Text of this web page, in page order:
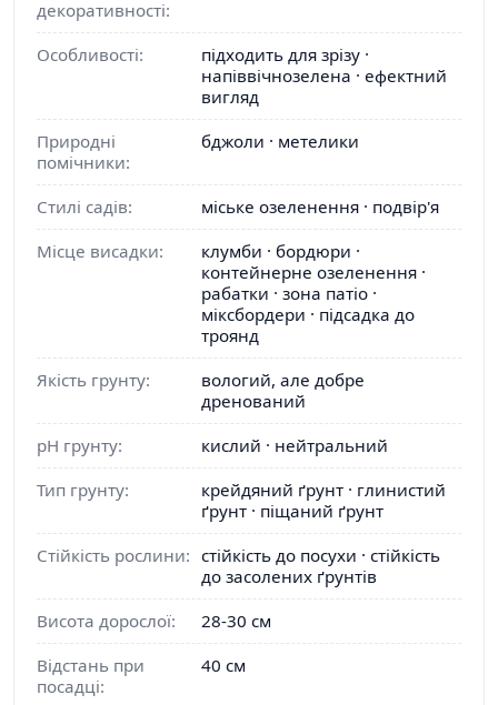
декоративності:
Особливості:
підходить для зрізу ·
напіввічнозелена · ефектний
вигляд
Природні
помічники:
бджоли · метелики
Стилі садів:
міське озеленення · подвір'я
Місце висадки:
клумби · бордюри ·
контейнерне озеленення ·
рабатки · зона патіо ·
міксбордери · підсадка до
троянд
Якість грунту:
вологий, але добре
дренований
pH грунту:
кислий · нейтральний
Тип грунту:
крейдяний ґрунт · глинистий
ґрунт · піщаний ґрунт
Стійкість рослини: стійкість до посухи · стійкість
до засолених ґрунтів
Висота дорослої:
28-30 см
Відстань при
посадці:
40 см